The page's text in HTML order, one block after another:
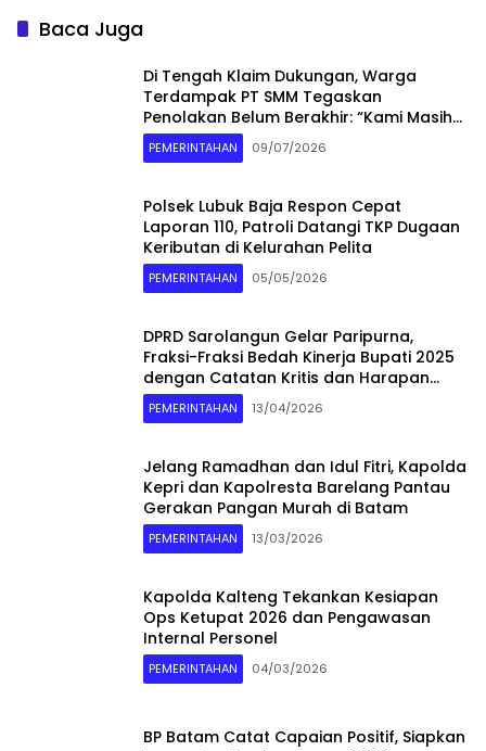
Baca Juga
Di Tengah Klaim Dukungan, Warga
Terdampak PT SMM Tegaskan
Penolakan Belum Berakhir: “Kami Masih
Merasakan Dampaknya”
PEMERINTAHAN 09/07/2026
Polsek Lubuk Baja Respon Cepat
Laporan 110, Patroli Datangi TKP Dugaan
Keributan di Kelurahan Pelita
PEMERINTAHAN 05/05/2026
DPRD Sarolangun Gelar Paripurna,
Fraksi-Fraksi Bedah Kinerja Bupati 2025
dengan Catatan Kritis dan Harapan
Baru
PEMERINTAHAN 13/04/2026
Jelang Ramadhan dan Idul Fitri, Kapolda
Kepri dan Kapolresta Barelang Pantau
Gerakan Pangan Murah di Batam
PEMERINTAHAN 13/03/2026
Kapolda Kalteng Tekankan Kesiapan
Ops Ketupat 2026 dan Pengawasan
Internal Personel
PEMERINTAHAN 04/03/2026
BP Batam Catat Capaian Positif, Siapkan